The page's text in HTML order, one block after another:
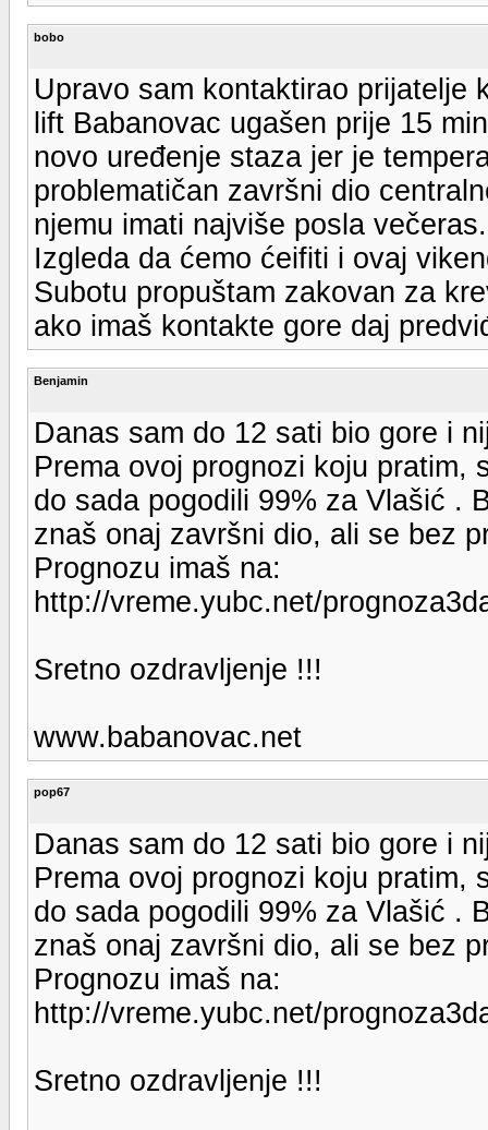
bobo
Upravo sam kontaktirao prijatelje
lift Babanovac ugašen prije 15
novo uređenje staza jer je
problematičan završni dio
njemu imati najviše posla večeras.
Izgleda da ćemo ćeifiti i ovaj
Subotu propuštam zakovan za
ako imaš kontakte gore daj
Benjamin
Danas sam do 12 sati bio gore i
Prema ovoj prognozi koju pratim,
do sada pogodili 99% za Vlašić .
znaš onaj završni dio, ali se bez
Prognozu imaš na:
http://vreme.yubc.net/
Sretno ozdravljenje !!!
www.babanovac.net
pop67
Danas sam do 12 sati bio gore i
Prema ovoj prognozi koju pratim,
do sada pogodili 99% za Vlašić .
znaš onaj završni dio, ali se bez
Prognozu imaš na:
http://vreme.yubc.net/
Sretno ozdravljenje !!!